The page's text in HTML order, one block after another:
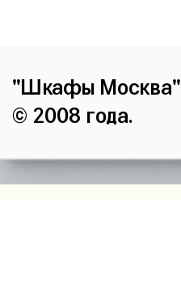
"Шкафы Москва"
© 2008 года.